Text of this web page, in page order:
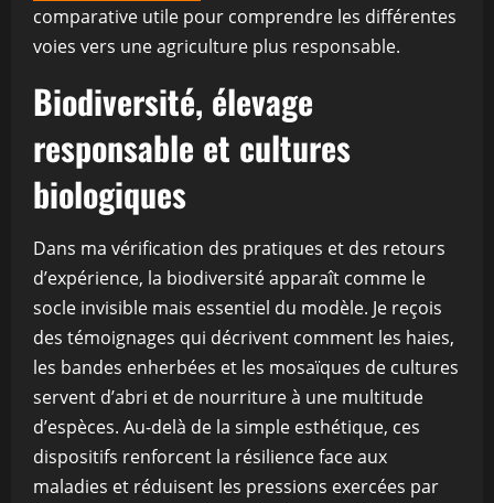
comparative utile pour comprendre les différentes
voies vers une agriculture plus responsable.
Biodiversité, élevage
responsable et cultures
biologiques
Dans ma vérification des pratiques et des retours
d’expérience, la biodiversité apparaît comme le
socle invisible mais essentiel du modèle. Je reçois
des témoignages qui décrivent comment les haies,
les bandes enherbées et les mosaïques de cultures
servent d’abri et de nourriture à une multitude
d’espèces. Au-delà de la simple esthétique, ces
dispositifs renforcent la résilience face aux
maladies et réduisent les pressions exercées par